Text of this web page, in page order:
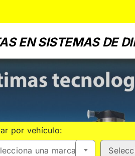
EN SISTEMAS DE
por vehículo:
una marca